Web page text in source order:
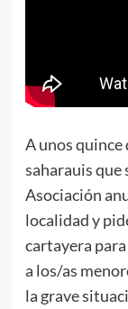
A unos quince
saharauis que
Asociación
localidad y
cartayera
a los/as
la grave